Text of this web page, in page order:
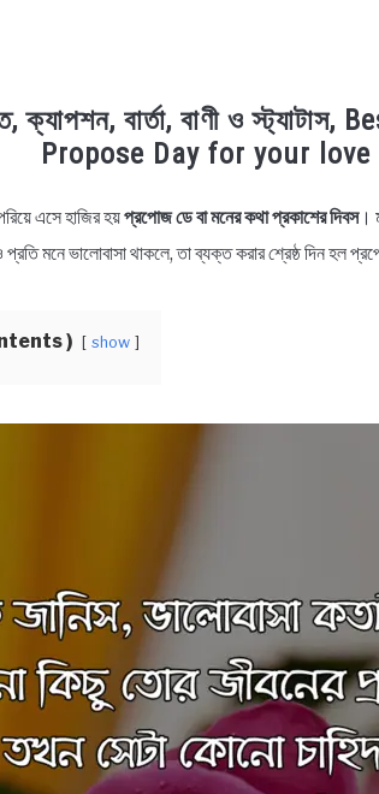
ক্যাপশন, বার্তা, বাণী ও
Propose Day for your
এসে হাজির হয়প্রপোজ ডে বা মনের কথা প্রকাশের দিবস।
মনে ভালোবাসা থাকলে, তা ব্যক্ত করার শ্রেষ্ঠ দিন হল
) show